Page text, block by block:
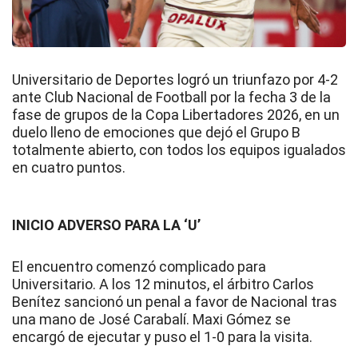
Universitario de Deportes logró un triunfazo por 4-2
ante Club Nacional de Football
por la fecha 3 de la
fase de grupos de la Copa Libertadores 2026, en un
duelo lleno de emociones que dejó el Grupo B
totalmente abierto, con todos los equipos igualados
en cuatro puntos.
INICIO ADVERSO PARA LA ‘U’
El encuentro comenzó complicado para
Universitario. A los 12 minutos, el árbitro Carlos
Benítez sancionó un penal a favor de Nacional tras
una mano de José Carabalí. Maxi Gómez se
encargó de ejecutar y puso el 1-0 para la visita.